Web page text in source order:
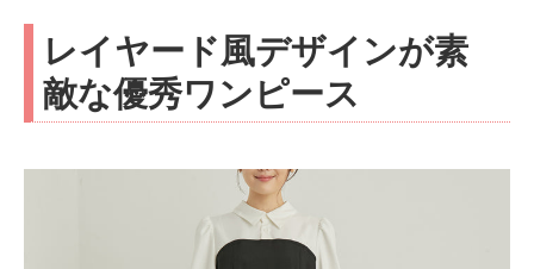
レイヤード風デザインが素
敵な優秀ワンピース